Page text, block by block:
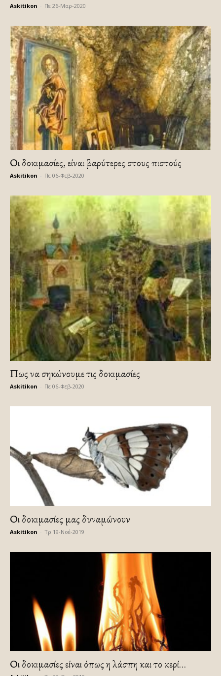
Askitikon Πε 26-Μαρ-2020
Οι δοκιμασίες, είναι βαρύτερες στους πιστούς
Askitikon Πε 06-Φεβ-2020
Πως να σηκώνουμε τις δοκιμασίες
Askitikon Πε 06-Φεβ-2020
Οι δοκιμασίες μας δυναμώνουν
Askitikon Τρ 19-Νοέ-2019
Οι δοκιμασίες είναι όπως η λάσπη και το κερί…